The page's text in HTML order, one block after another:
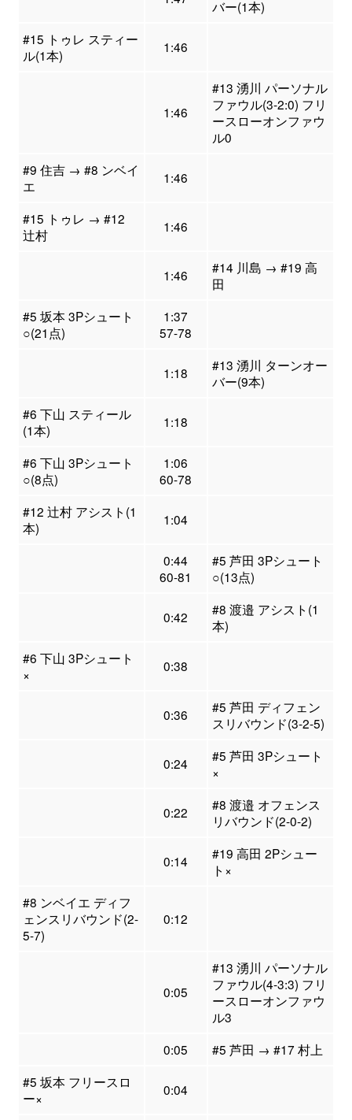
バー(1本)
#15 トゥレ スティー
ル(1本)
1:46
1:46
#13 湧川 パーソナル
ファウル(3-2:0) フリ
ースローオンファウ
ル0
#9 住吉 → #8 ンベイ
エ
1:46
#15 トゥレ → #12
辻村
1:46
1:46
#14 川島 → #19 高
田
#5 坂本 3Pシュート
○(21点)
1:37
57-78
1:18
#13 湧川 ターンオー
バー(9本)
#6 下山 スティール
(1本)
1:18
#6 下山 3Pシュート
○(8点)
1:06
60-78
#12 辻村 アシスト(1
本)
1:04
0:44
60-81
#5 芦田 3Pシュート
○(13点)
0:42
#8 渡邉 アシスト(1
本)
#6 下山 3Pシュート
×
0:38
0:36
#5 芦田 ディフェン
スリバウンド(3-2-5)
0:24
#5 芦田 3Pシュート
×
0:22
#8 渡邉 オフェンス
リバウンド(2-0-2)
0:14
#19 高田 2Pシュー
ト×
#8 ンベイエ ディフ
ェンスリバウンド(2-
5-7)
0:12
0:05
#13 湧川 パーソナル
ファウル(4-3:3) フリ
ースローオンファウ
ル3
0:05
#5 芦田 → #17 村上
#5 坂本 フリースロ
ー×
0:04